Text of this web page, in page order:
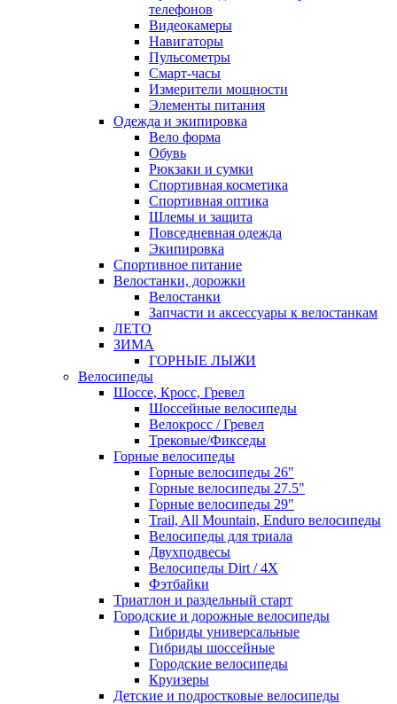
телефонов
Видеокамеры
Навигаторы
Пульсометры
Смарт-часы
Измерители мощности
Элементы питания
Одежда и экипировка
Вело форма
Обувь
Рюкзаки и сумки
Спортивная косметика
Спортивная оптика
Шлемы и защита
Повседневная одежда
Экипировка
Спортивное питание
Велостанки, дорожки
Велостанки
Запчасти и аксессуары к велостанкам
ЛЕТО
ЗИМА
ГОРНЫЕ ЛЫЖИ
Велосипеды
Шоссе, Кросс, Гревел
Шоссейные велосипеды
Велокросс / Гревел
Трековые/Фикседы
Горные велосипеды
Горные велосипеды 26"
Горные велосипеды 27.5"
Горные велосипеды 29"
Trail, All Mountain, Enduro велосипеды
Велосипеды для триала
Двухподвесы
Велосипеды Dirt / 4X
Фэтбайки
Триатлон и раздельный старт
Городские и дорожные велосипеды
Гибриды универсальные
Гибриды шоссейные
Городские велосипеды
Круизеры
Детские и подростковые велосипеды